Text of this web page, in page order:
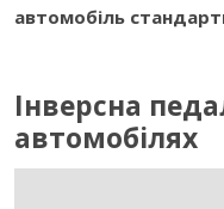
автомобіль
Інверсна
автомобілях